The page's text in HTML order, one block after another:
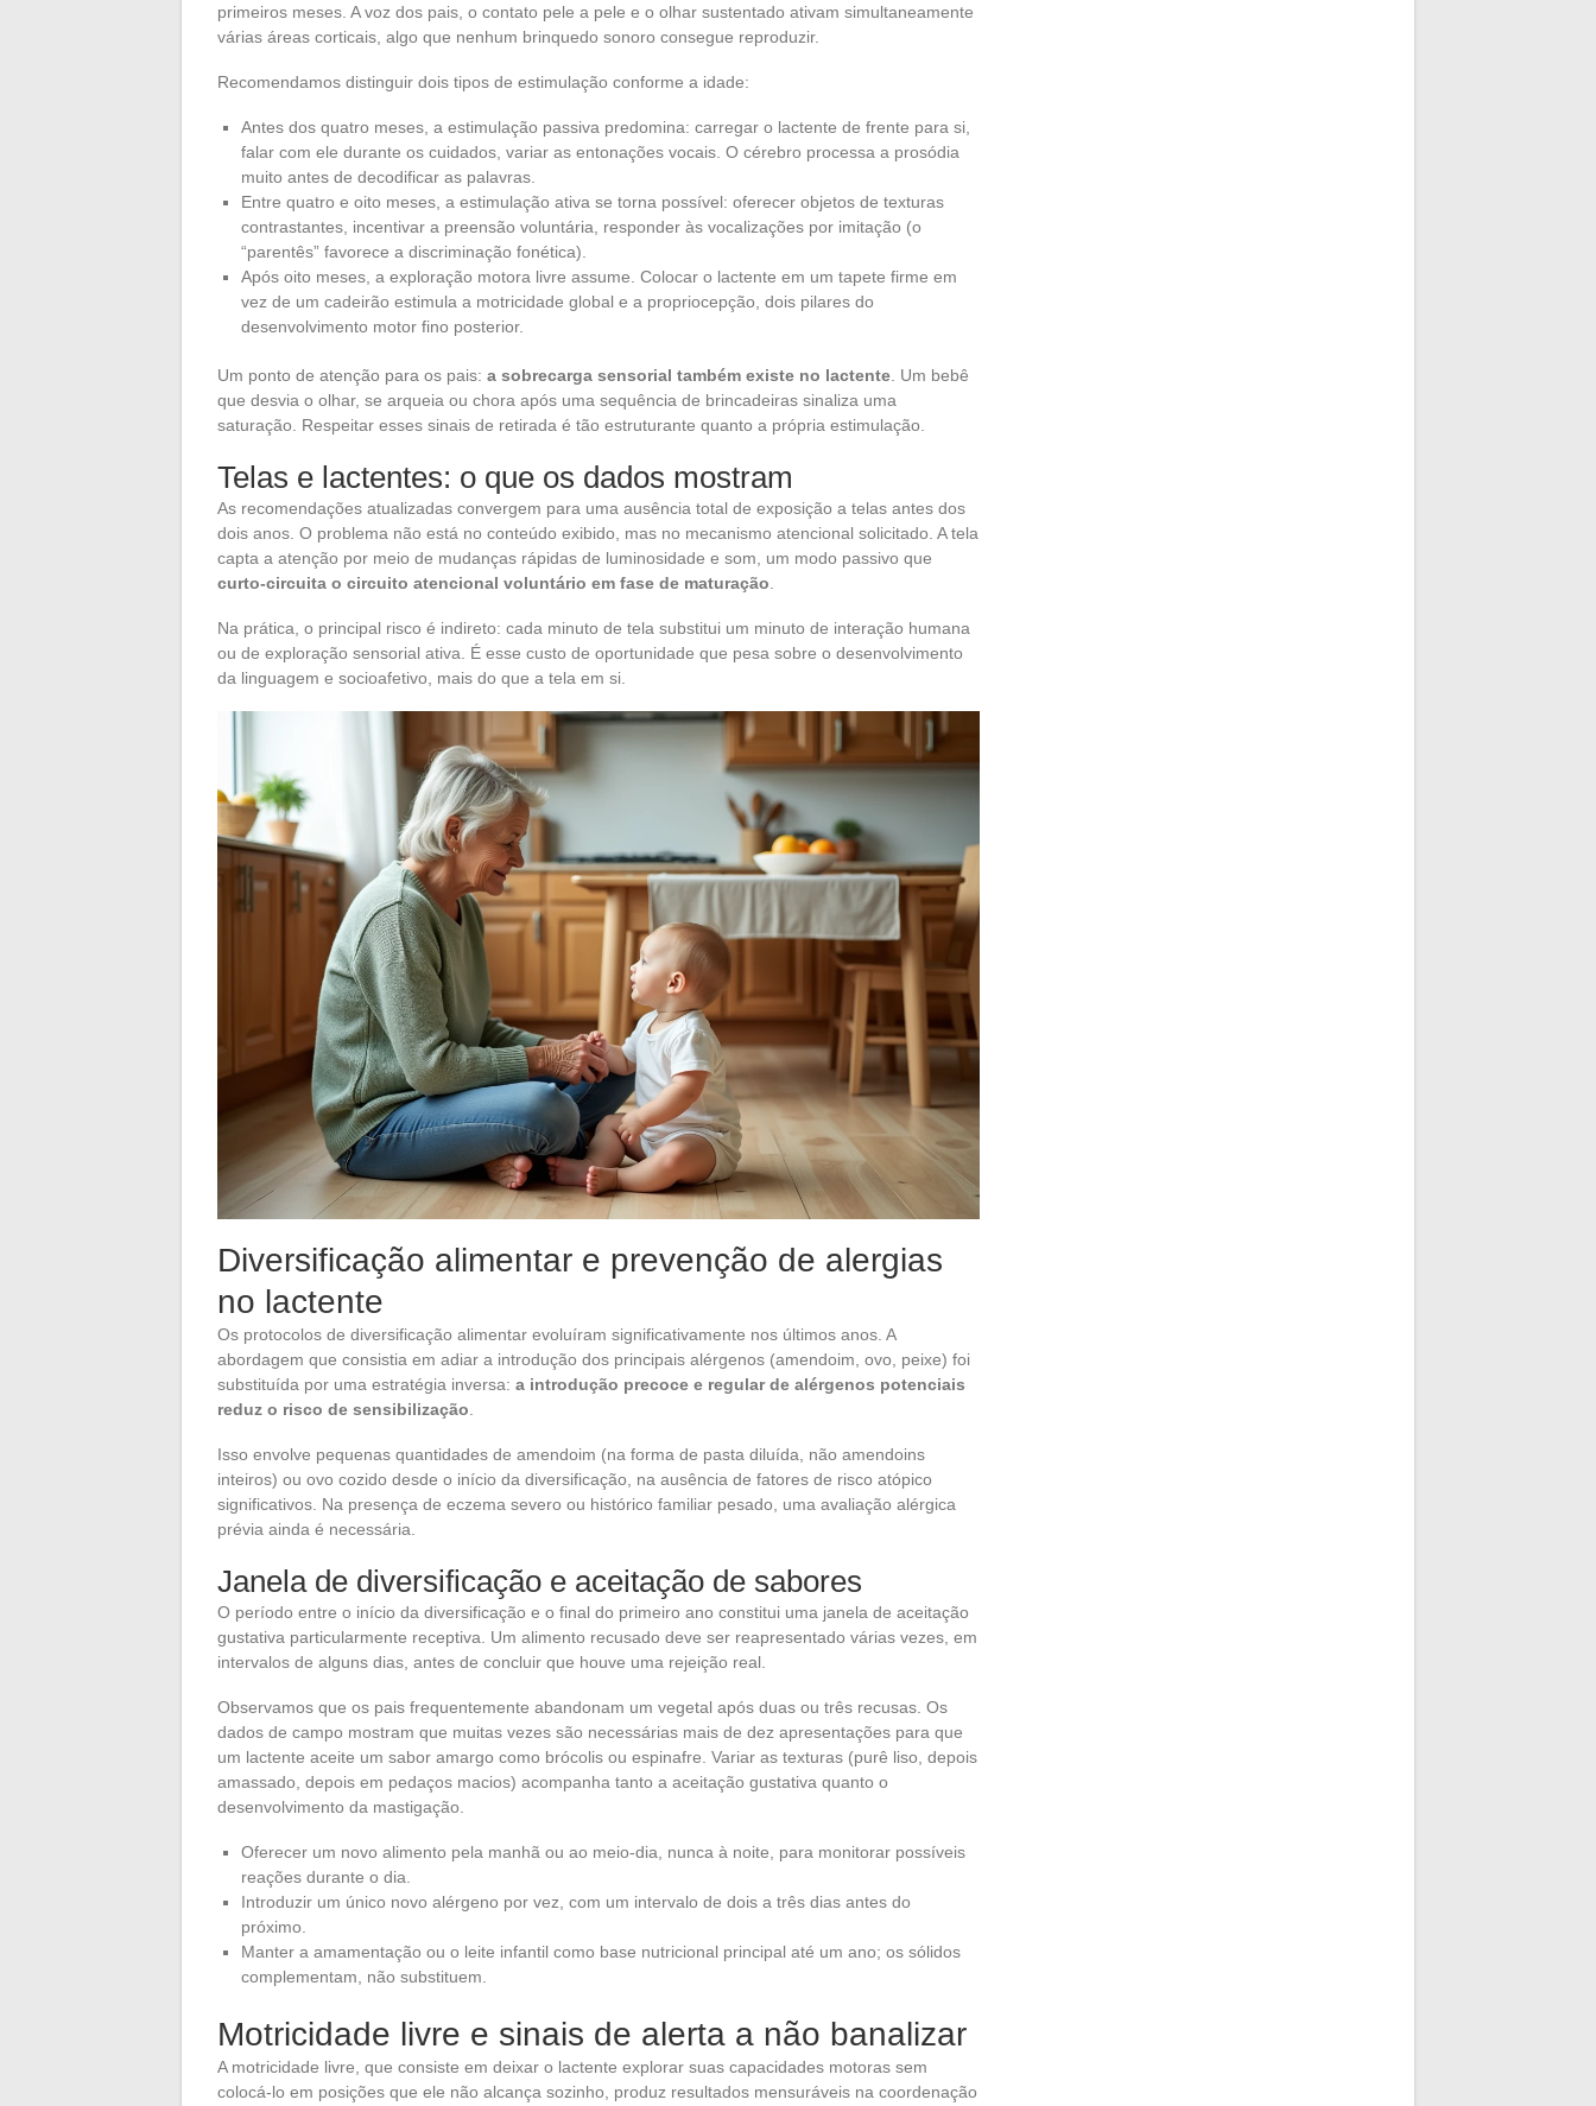
primeiros meses. A voz dos pais, o contato pele a pele e o olhar sustentado ativam simultaneamente
várias áreas corticais, algo que nenhum brinquedo sonoro consegue reproduzir.
Recomendamos distinguir dois tipos de estimulação conforme a idade:
Antes dos quatro meses, a estimulação passiva predomina: carregar o lactente de frente para si,
falar com ele durante os cuidados, variar as entonações vocais. O cérebro processa a prosódia
muito antes de decodificar as palavras.
Entre quatro e oito meses, a estimulação ativa se torna possível: oferecer objetos de texturas
contrastantes, incentivar a preensão voluntária, responder às vocalizações por imitação (o
“parentês” favorece a discriminação fonética).
Após oito meses, a exploração motora livre assume. Colocar o lactente em um tapete firme em
vez de um cadeirão estimula a motricidade global e a propriocepção, dois pilares do
desenvolvimento motor fino posterior.
Um ponto de atenção para os pais: a sobrecarga sensorial também existe no lactente . Um bebê
que desvia o olhar, se arqueia ou chora após uma sequência de brincadeiras sinaliza uma
saturação. Respeitar esses sinais de retirada é tão estruturante quanto a própria estimulação.
Telas e lactentes: o que os dados mostram
As recomendações atualizadas convergem para uma ausência total de exposição a telas antes dos
dois anos. O problema não está no conteúdo exibido, mas no mecanismo atencional solicitado. A tela
capta a atenção por meio de mudanças rápidas de luminosidade e som, um modo passivo que
curto-circuita o circuito atencional voluntário em fase de maturação
Na prática, o principal risco é indireto: cada minuto de tela substitui um minuto de interação humana
ou de exploração sensorial ativa. É esse custo de oportunidade que pesa sobre o desenvolvimento
da linguagem e socioafetivo, mais do que a tela em si.
Diversificação alimentar e prevenção de alergias
no lactente
Os protocolos de diversificação alimentar evoluíram significativamente nos últimos anos. A
abordagem que consistia em adiar a introdução dos principais alérgenos (amendoim, ovo, peixe) foi
substituída por uma estratégia inversa: a introdução precoce e regular de alérgenos potenciais
reduz o risco de sensibilização
Isso envolve pequenas quantidades de amendoim (na forma de pasta diluída, não amendoins
inteiros) ou ovo cozido desde o início da diversificação, na ausência de fatores de risco atópico
significativos. Na presença de eczema severo ou histórico familiar pesado, uma avaliação alérgica
prévia ainda é necessária.
Janela de diversificação e aceitação de sabores
O período entre o início da diversificação e o final do primeiro ano constitui uma janela de aceitação
gustativa particularmente receptiva. Um alimento recusado deve ser reapresentado várias vezes, em
intervalos de alguns dias, antes de concluir que houve uma rejeição real.
Observamos que os pais frequentemente abandonam um vegetal após duas ou três recusas. Os
dados de campo mostram que muitas vezes são necessárias mais de dez apresentações para que
um lactente aceite um sabor amargo como brócolis ou espinafre. Variar as texturas (purê liso, depois
amassado, depois em pedaços macios) acompanha tanto a aceitação gustativa quanto o
desenvolvimento da mastigação.
Oferecer um novo alimento pela manhã ou ao meio-dia, nunca à noite, para monitorar possíveis
reações durante o dia.
Introduzir um único novo alérgeno por vez, com um intervalo de dois a três dias antes do
próximo.
Manter a amamentação ou o leite infantil como base nutricional principal até um ano; os sólidos
complementam, não substituem.
Motricidade livre e sinais de alerta a não banalizar
A motricidade livre, que consiste em deixar o lactente explorar suas capacidades motoras sem
colocá-lo em posições que ele não alcança sozinho, produz resultados mensuráveis na coordenação